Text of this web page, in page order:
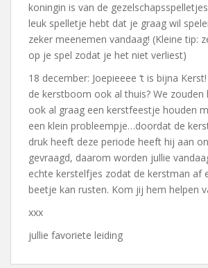
koningin is van de
leuk spelletje hebt dat je graag wil
zeker meenemen vandaag! (Kleine tip:
op je spel zodat je het niet verliest)
18 december: Joepieeee ‘t is bijna
de kerstboom ook al thuis? We zouden
ook al graag een kerstfeestje houden
een klein probleempje…doordat de
druk heeft deze periode heeft hij aan
gevraagd, daarom worden jullie
echte kerstelfjes zodat de kerstman af
beetje kan rusten. Kom jij hem helpen
xxx
jullie favoriete leiding